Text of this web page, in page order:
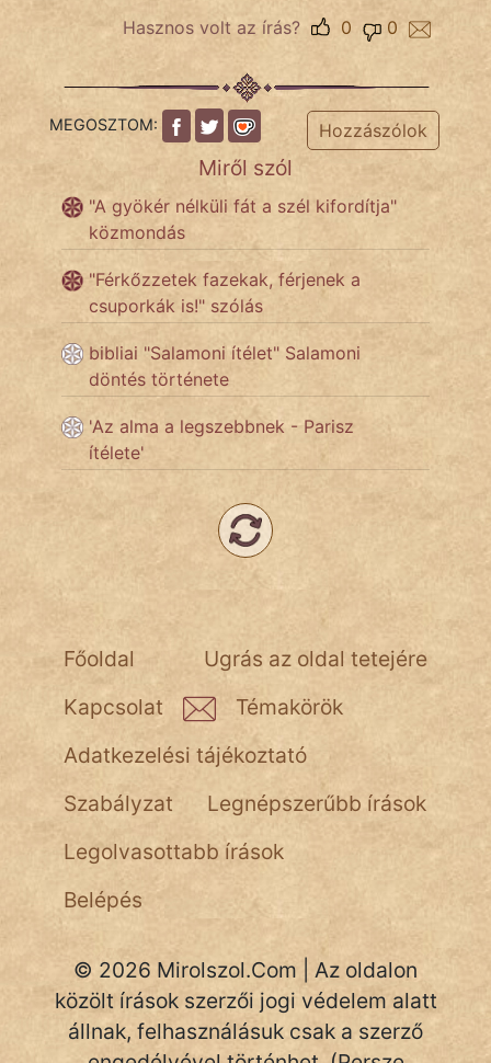
TÖRTÉNELEM
Népszerű szerzőink:
cinege
Hunor
Jób Gedeon
Láron Ádám
mikkamakka
pszichopati
szegény legény
szemfüles
Hasznos volt az írás? 0
0
MEGOSZTOM: Hozzászólok
Miről szól
"A gyökér nélküli fát a szél kifordítja"
közmondás
"Férkőzzetek fazekak, férjenek a
csuporkák is!" szólás
bibliai "Salamoni ítélet" Salamoni
döntés története
'Az alma a legszebbnek - Parisz
ítélete'
Ugrás az oldal tetejére
Főoldal
Kapcsolat
Témakörök
Adatkezelési tájékoztató
Szabályzat
Legnépszerűbb írások
Legolvasottabb írások
Belépés
© 2026 Mirolszol.Com | Az oldalon
közölt írások szerzői jogi védelem alatt
állnak, felhasználásuk csak a szerző